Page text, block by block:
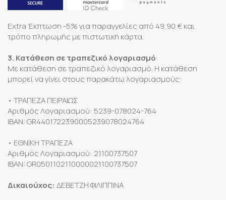
Extra Έκπτωση -5% για παραγγελίες από 49,90 € και
τρόπο πληρωμής με πιστωτική κάρτα.
3. Κατάθεση σε τραπεζικό λογαριασμό:
Με κατάθεση σε τραπεζικό λογαριασμό. Η κατάθεση
μπορεί να γίνει στους παρακάτω λογαριασμούς:
• ΤΡΑΠΕΖΑ ΠΕΙΡΑΙΩΣ
Αριθμός Λογαριασμού: 5239-078024-764
IBAN: GR4401722390005239078024764
• ΕΘΝΙΚΗ ΤΡΑΠΕΖΑ
Αριθμός Λογαριασμού: 21100737507
IBAN: GR0501102110000021100737507
Δικαιούχος: ΔΕΒΕΤΖΗ ΦΙΛΙΠΠΙΝΑ